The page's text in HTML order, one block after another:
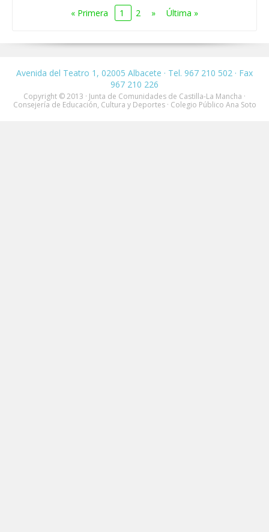
« Primera 1 2 » Última »
Avenida del Teatro 1, 02005 Albacete · Tel. 967 210 502 · Fax
967 210 226
Copyright © 2013 · Junta de Comunidades de Castilla-La Mancha ·
Consejería de Educación, Cultura y Deportes · Colegio Público Ana Soto